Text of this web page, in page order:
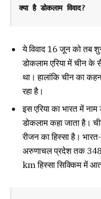
क्या है डोकलाम विवाद?
ये विवाद 16 जून को तब
डोकलाम एरिया में चीन के
था। हालांकि चीन का
रहा है।
इस एरिया का भारत में
डोकलाम कहा जाता है।
रीजन का हिस्सा है।
अरुणाचल प्रदेश तक
km हिस्सा सिक्किम में